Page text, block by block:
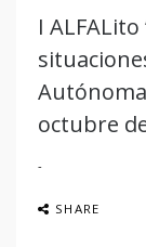
I
octubre
SHARE